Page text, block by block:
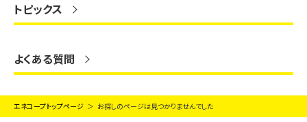
トピックス
よくある質問
エネコープトップページ お探しのページは見つかりませんでした